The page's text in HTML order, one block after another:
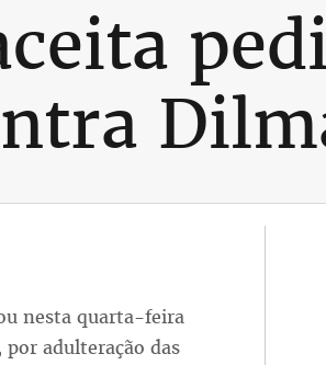
nesta quarta-feira
adulteração das